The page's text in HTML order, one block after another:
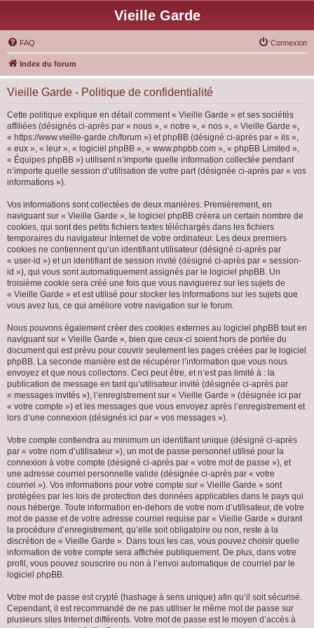
Vieille Garde
FAQ Connexion
Index du forum
Vieille Garde - Politique de confidentialité
Cette politique explique en détail comment « Vieille Garde » et ses sociétés
affiliées (désignés ci-après par « nous », « notre », « nos », « Vieille Garde »,
« https://www.vieille-garde.ch/forum ») et phpBB (désigné ci-après par « ils »,
« eux », « leur », « logiciel phpBB », « www.phpbb.com », « phpBB Limited »,
« Équipes phpBB ») utilisent n’importe quelle information collectée pendant
n’importe quelle session d’utilisation de votre part (désignée ci-après par « vos
informations »).
Vos informations sont collectées de deux manières. Premièrement, en
naviguant sur « Vieille Garde », le logiciel phpBB créera un certain nombre de
cookies, qui sont des petits fichiers textes téléchargés dans les fichiers
temporaires du navigateur Internet de votre ordinateur. Les deux premiers
cookies ne contiennent qu’un identifiant utilisateur (désigné ci-après par
« user-id ») et un identifiant de session invité (désigné ci-après par « session-
id »), qui vous sont automatiquement assignés par le logiciel phpBB. Un
troisième cookie sera créé une fois que vous naviguerez sur les sujets de
« Vieille Garde » et est utilisé pour stocker les informations sur les sujets que
vous avez lus, ce qui améliore votre navigation sur le forum.
Nous pouvons également créer des cookies externes au logiciel phpBB tout en
naviguant sur « Vieille Garde », bien que ceux-ci soient hors de portée du
document qui est prévu pour couvrir seulement les pages créées par le logiciel
phpBB. La seconde manière est de récupérer l’information que vous nous
envoyez et que nous collectons. Ceci peut être, et n’est pas limité à : la
publication de message en tant qu’utilisateur invité (désignée ci-après par
« messages invités »), l’enregistrement sur « Vieille Garde » (désignée ici par
« votre compte ») et les messages que vous envoyez après l’enregistrement et
lors d’une connexion (désignés ici par « vos messages »).
Votre compte contiendra au minimum un identifiant unique (désigné ci-après
par « votre nom d’utilisateur »), un mot de passe personnel utilisé pour la
connexion à votre compte (désigné ci-après par « votre mot de passe »), et
une adresse courriel personnelle valide (désignée ci-après par « votre
courriel »). Vos informations pour votre compte sur « Vieille Garde » sont
protégées par les lois de protection des données applicables dans le pays qui
nous héberge. Toute information en-dehors de votre nom d’utilisateur, de votre
mot de passe et de votre adresse courriel requise par « Vieille Garde » durant
la procédure d’enregistrement, qu’elle soit obligatoire ou non, reste à la
discrétion de « Vieille Garde ». Dans tous les cas, vous pouvez choisir quelle
information de votre compte sera affichée publiquement. De plus, dans votre
profil, vous pouvez souscrire ou non à l’envoi automatique de courriel par le
logiciel phpBB.
Votre mot de passe est crypté (hashage à sens unique) afin qu’il soit sécurisé.
Cependant, il est recommandé de ne pas utiliser le même mot de passe sur
plusieurs sites Internet différents. Votre mot de passe est le moyen d’accès à